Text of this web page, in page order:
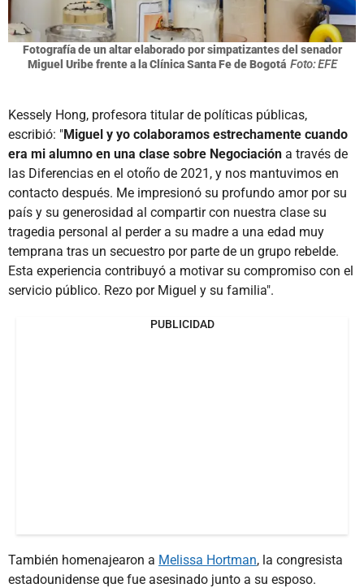
Fotografía de un altar elaborado por simpatizantes del senador
Miguel Uribe frente a la Clínica Santa Fe de Bogotá Foto: EFE
Kessely Hong, profesora titular de políticas públicas,
escribió: "Miguel y yo colaboramos estrechamente cuando
era mi alumno en una clase sobre Negociación a través de
las Diferencias en el otoño de 2021, y nos mantuvimos en
contacto después. Me impresionó su profundo amor por su
país y su generosidad al compartir con nuestra clase su
tragedia personal al perder a su madre a una edad muy
temprana tras un secuestro por parte de un grupo rebelde.
Esta experiencia contribuyó a motivar su compromiso con el
servicio público. Rezo por Miguel y su familia".
PUBLICIDAD
También homenajearon a Melissa Hortman, la congresista
estadounidense que fue asesinado junto a su esposo.